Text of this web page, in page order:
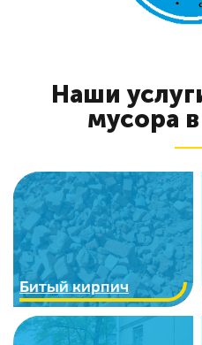
Наши
мусора
Битый кирпич